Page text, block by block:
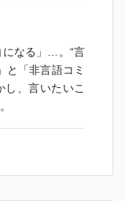
になる」…。“言
と「非言語コミ
し、言いたいこ